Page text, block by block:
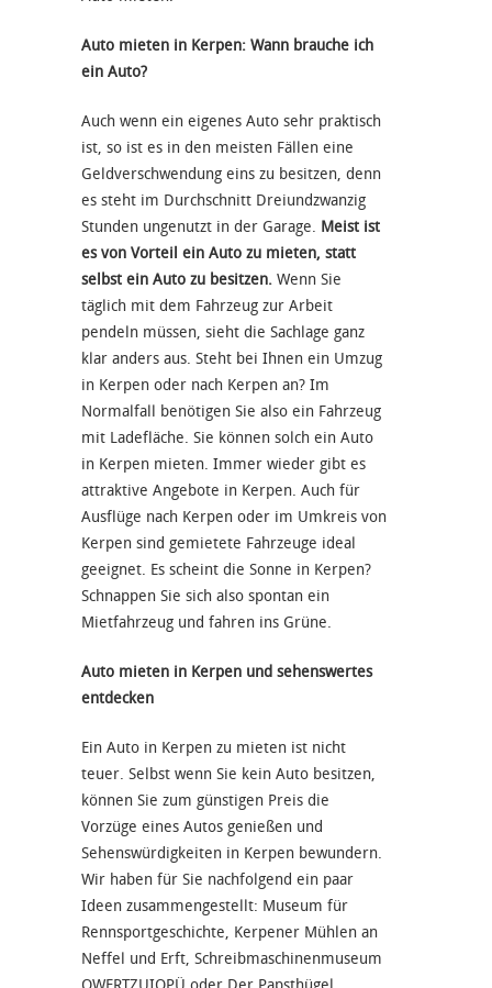
Auto mieten in Kerpen: Wann brauche ich
ein Auto?
Auch wenn ein eigenes Auto sehr praktisch
ist, so ist es in den meisten Fällen eine
Geldverschwendung eins zu besitzen, denn
es steht im Durchschnitt Dreiundzwanzig
Stunden ungenutzt in der Garage. Meist ist
es von Vorteil ein Auto zu mieten, statt
selbst ein Auto zu besitzen. Wenn Sie
täglich mit dem Fahrzeug zur Arbeit
pendeln müssen, sieht die Sachlage ganz
klar anders aus. Steht bei Ihnen ein Umzug
in Kerpen oder nach Kerpen an? Im
Normalfall benötigen Sie also ein Fahrzeug
mit Ladefläche. Sie können solch ein Auto
in Kerpen mieten. Immer wieder gibt es
attraktive Angebote in Kerpen. Auch für
Ausflüge nach Kerpen oder im Umkreis von
Kerpen sind gemietete Fahrzeuge ideal
geeignet. Es scheint die Sonne in Kerpen?
Schnappen Sie sich also spontan ein
Mietfahrzeug und fahren ins Grüne.
Auto mieten in Kerpen und sehenswertes
entdecken
Ein Auto in Kerpen zu mieten ist nicht
teuer. Selbst wenn Sie kein Auto besitzen,
können Sie zum günstigen Preis die
Vorzüge eines Autos genießen und
Sehenswürdigkeiten in Kerpen bewundern.
Wir haben für Sie nachfolgend ein paar
Ideen zusammengestellt: Museum für
Rennsportgeschichte, Kerpener Mühlen an
Neffel und Erft, Schreibmaschinenmuseum